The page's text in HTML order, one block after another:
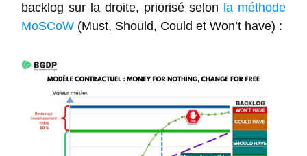
backlog sur la droite, priorisé selon la méthode
MoSCoW (Must, Should, Could et Won’t have) :